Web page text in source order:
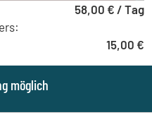
2351 - Laxenburg , AT
, AT
58,00 € / Tag
15,00 €
möglich